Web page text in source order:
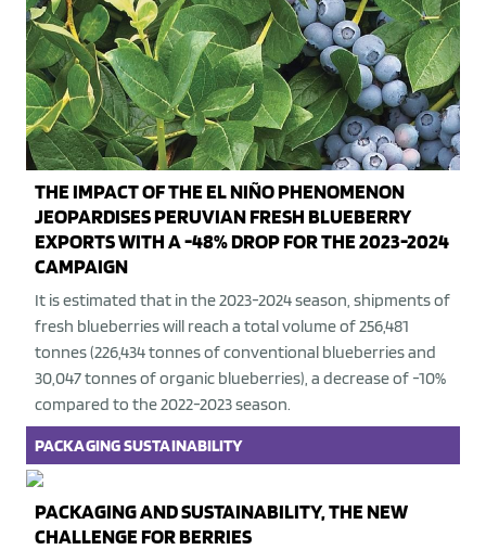
THE IMPACT OF THE EL NIÑO PHENOMENON
JEOPARDISES PERUVIAN FRESH BLUEBERRY
EXPORTS WITH A -48% DROP FOR THE 2023-2024
CAMPAIGN
It is estimated that in the 2023-2024 season, shipments of
fresh blueberries will reach a total volume of 256,481
tonnes (226,434 tonnes of conventional blueberries and
30,047 tonnes of organic blueberries), a decrease of -10%
compared to the 2022-2023 season.
PACKAGINGSUSTAINABILITY
PACKAGING AND SUSTAINABILITY, THE NEW
CHALLENGE FOR BERRIES